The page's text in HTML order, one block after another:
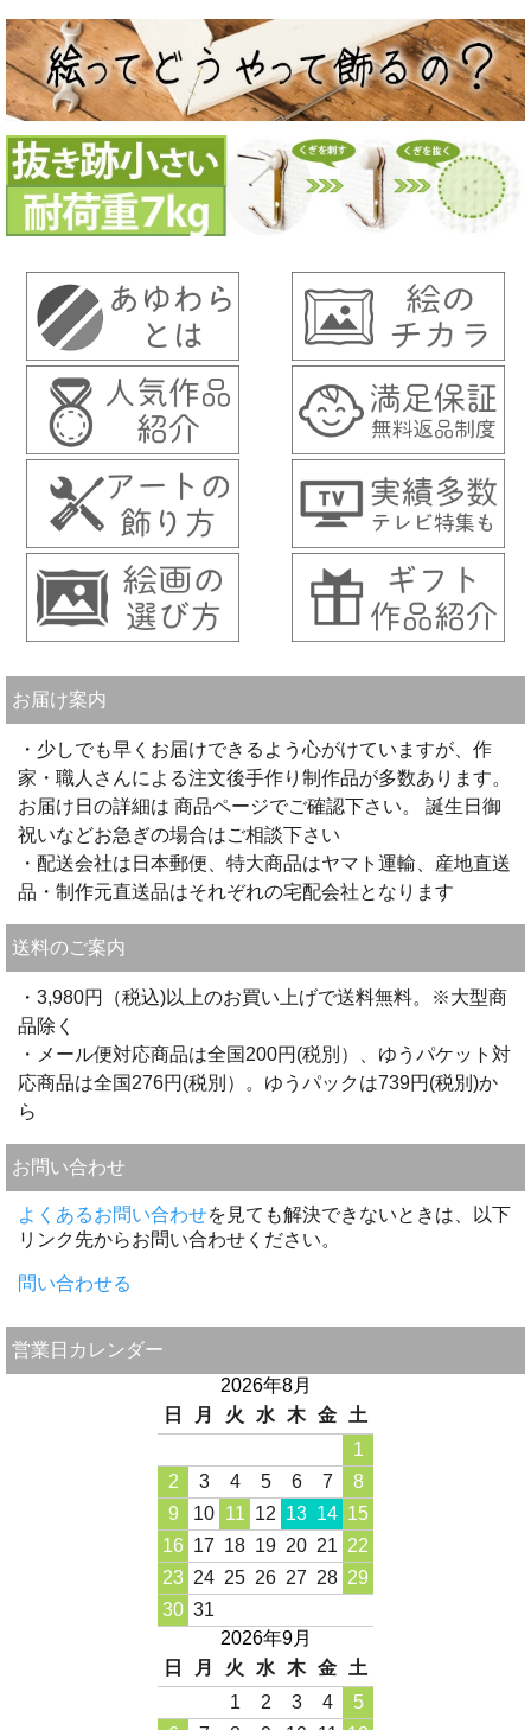
お届け案内
・少しでも早くお届けできるよう心がけていますが、作
家・職人さんによる注文後手作り制作品が多数あります。
お届け日の詳細は 商品ページでご確認下さい。 誕生日御
祝いなどお急ぎの場合はご相談下さい
・配送会社は日本郵便、特大商品はヤマト運輸、産地直送
品・制作元直送品はそれぞれの宅配会社となります
送料のご案内
・3,980円（税込)以上のお買い上げで送料無料。※大型商
品除く
・メール便対応商品は全国200円(税別）、ゆうパケット対
応商品は全国276円(税別）。ゆうパックは739円(税別)か
ら
お問い合わせ
よくあるお問い合わせを見ても解決できないときは、以下
リンク先からお問い合わせください。
問い合わせる
営業日カレンダー
2026年8月
日
月 火 水 木 金
土
1
2
3 4 5 6 7
8
9
10 11 12 13 14 15
16 17 18 19 20 21 22
23 24 25 26 27 28 29
30 31
2026年9月
日
月 火 水 木 金
土
1
2 3 4
5